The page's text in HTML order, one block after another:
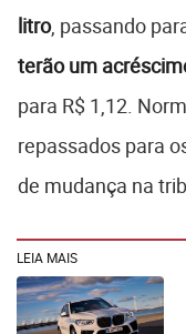
litro, passando
terão um
para R$ 1,12.
repassados para
de mudança na
LEIA MAIS